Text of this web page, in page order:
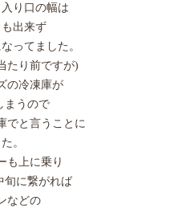
り口の幅は
出来ず
ってました。
たり前ですが)
の冷凍庫が
まうので
でと言うことに
。
も上に乗り
旬に繋がれば
などの